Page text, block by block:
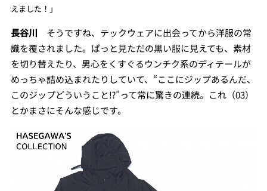
えました！」
長谷川 そうですね、テックウェアに出会ってから洋服の常
識を覆されました。ぱっと見ただの黒い服に見えても、素材
を切り替えたり、男心をくすぐるウンチク系のディテールが
めっちゃ詰め込まれたりしていて、“ここにジップあるんだ、
このジップどういうこと⁉︎”って常に驚きの連続。これ（03）
とかまさにそんな感じです。